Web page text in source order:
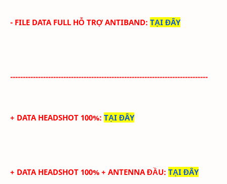
- FILE DATA FULL HỖ TRỢ ANTIBAND: TẠI ĐÂY
------------------------------------------------------------------------------
+ DATA HEADSHOT 100%: TẠI ĐÂY
+ DATA HEADSHOT 100% + ANTENNA ĐẦU: TẠI ĐÂY